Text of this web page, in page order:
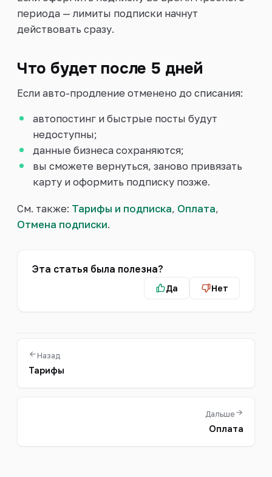
периода — лимиты подписки начнут
действовать сразу.
Что будет после 5 дней
Если авто-продление отменено до списания:
автопостинг и быстрые посты будут
недоступны;
данные бизнеса сохраняются;
вы сможете вернуться, заново привязать
карту и оформить подписку позже.
См. также: Тарифы и подписка, Оплата,
Отмена подписки.
Эта статья была полезна?
Да Нет
Назад
Тарифы
Дальше
Оплата